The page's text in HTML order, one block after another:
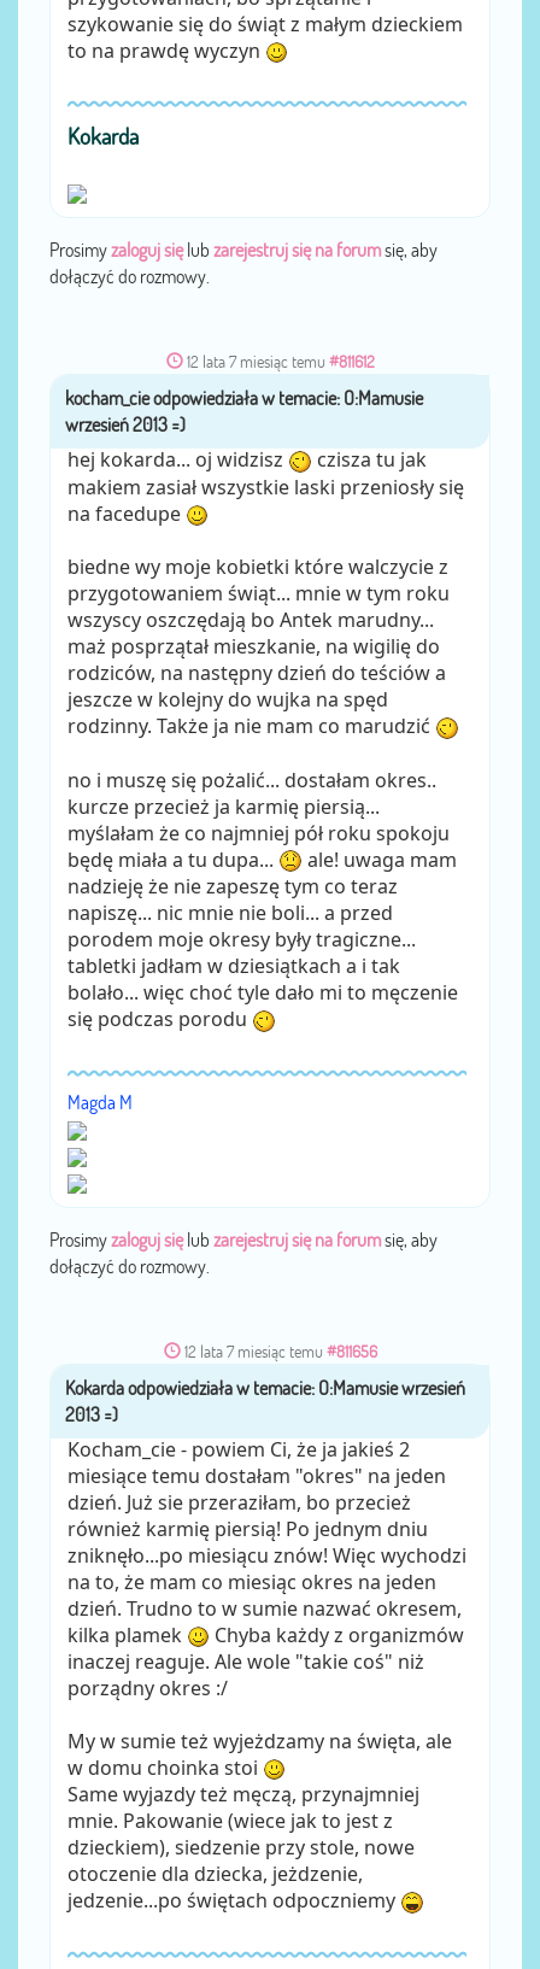
szykowanie się do świąt z małym dzieckiem
to na prawdę wyczyn
Kokarda
Prosimyzaloguj sięlub zarejestruj się na forumsię, aby
dołączyć do rozmowy.
12 lata 7 miesiąc temu #811612
przezkocham_cie
hej kokarda... oj widzisz
czisza tu jak
makiem zasiał wszystkie laski przeniosły się
na facedupe
biedne wy moje kobietki które walczycie z
przygotowaniem świąt... mnie w tym roku
wszyscy oszczędają bo Antek marudny...
maż posprzątał mieszkanie, na wigilię do
rodziców, na następny dzień do teściów a
jeszcze w kolejny do wujka na spęd
rodzinny. Także ja nie mam co marudzić
no i muszę się pożalić... dostałam okres..
kurcze przecież ja karmię piersią...
myślałam że co najmniej pół roku spokoju
będę miała a tu dupa...
ale! uwaga mam
nadzieję że nie zapeszę tym co teraz
napiszę... nic mnie nie boli... a przed
porodem moje okresy były tragiczne...
tabletki jadłam w dziesiątkach a i tak
bolało... więc choć tyle dało mi to męczenie
się podczas porodu
Magda M
Prosimyzaloguj sięlub zarejestruj się na forumsię, aby
dołączyć do rozmowy.
12 lata 7 miesiąc temu #811656
przezKokarda
Kocham_cie - powiem Ci, że ja jakieś 2
miesiące temu dostałam "okres" na jeden
dzień. Już sie przeraziłam, bo przecież
również karmię piersią! Po jednym dniu
zniknęło...po miesiącu znów! Więc wychodzi
na to, że mam co miesiąc okres na jeden
dzień. Trudno to w sumie nazwać okresem,
kilka plamek
Chyba każdy z organizmów
inaczej reaguje. Ale wole "takie coś" niż
porządny okres :/
My w sumie też wyjeżdzamy na święta, ale
w domu choinka stoi
Same wyjazdy też męczą, przynajmniej
mnie. Pakowanie (wiece jak to jest z
dzieckiem), siedzenie przy stole, nowe
otoczenie dla dziecka, jeżdzenie,
jedzenie...po świętach odpoczniemy